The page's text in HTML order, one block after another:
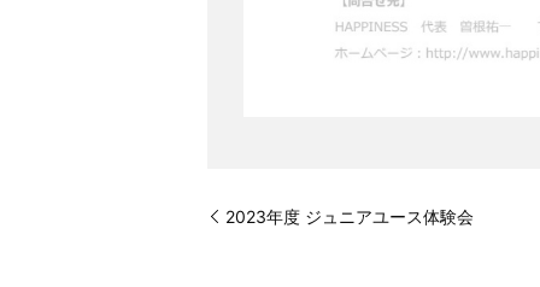
2023年度 ジュニアユース体験会